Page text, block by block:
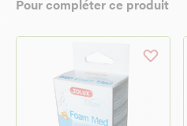
Pour compléter ce produit